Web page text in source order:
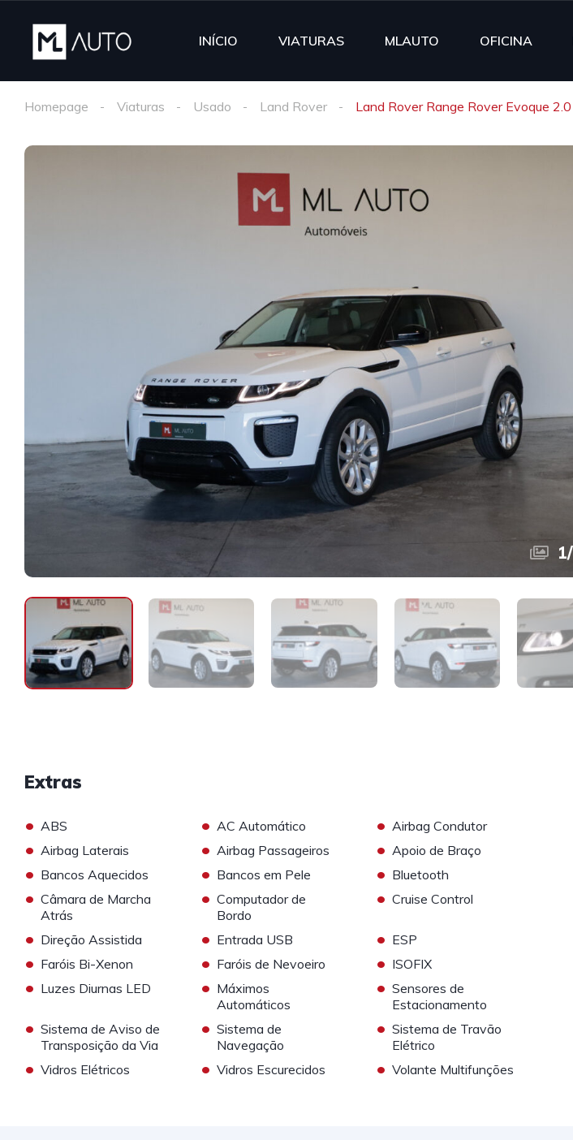
INÍCIO VIATURAS MLAUTO OFICINA
Homepage Viaturas Usado Land Rover Land Rover Range Rover Evoque
1/
Extras
• ABS • AC Automático • Airbag Condutor
• Airbag Laterais • Airbag Passageiros • Apoio de Braço
• Bancos Aquecidos • Bancos em Pele • Bluetooth
• Câmara de Marcha
Atrás
• Computador de
Bordo
• Cruise Control
• Direção Assistida • Entrada USB • ESP
• Faróis Bi-Xenon • Faróis de Nevoeiro • ISOFIX
• Luzes Diurnas LED • Máximos
Automáticos
• Sensores de
Estacionamento
• Sistema de Aviso de
Transposição da Via
• Sistema de
Navegação
• Sistema de Travão
Elétrico
• Vidros Elétricos • Vidros Escurecidos • Volante Multifunções